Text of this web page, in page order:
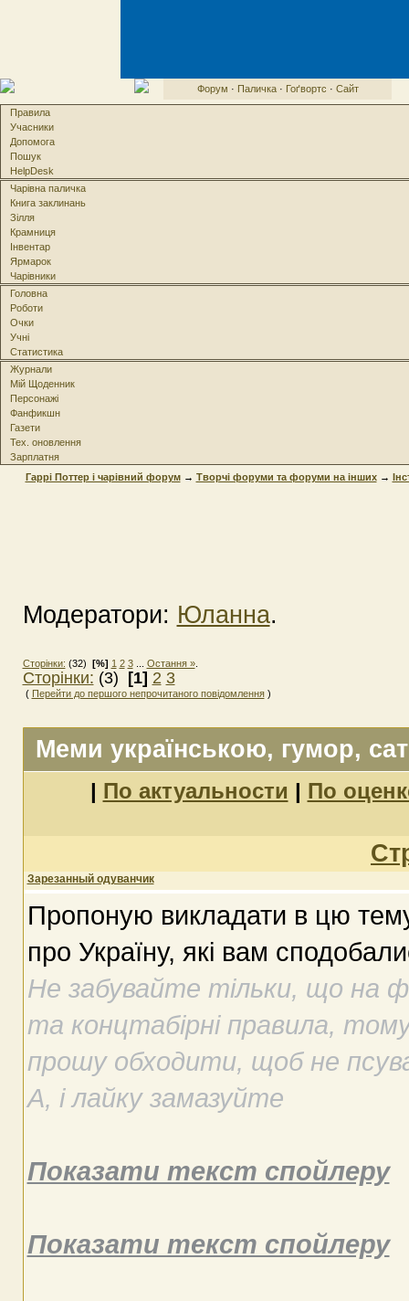
Форум · Паличка· Гоґвортс · Сайт
Правила
Учасники
Допомога
Пошук
HelpDesk
Чарівна паличка
Книга заклинань
Зілля
Крамниця
Інвентар
Ярмарок
Чарівники
Головна
Роботи
Очки
Учні
Статистика
Журнали
Мій Щоденник
Персонажі
Фанфикшн
Газети
Тех. оновлення
Зарплатня
Гаррі Поттер і чарівний форум→ Творчі форуми та форуми на інших→
Модератори: Юланна.
Сторінки: (32) [%] 1 2 3... Остання ».
Сторінки: (3) [1] 2 3
( Перейти до першого непрочитаного повідомлення)
Меми українською, гумор,
| По актуальности | По
Зарезанный одуванчик
Пропоную викладати в цю
про Україну, які вам
Не забувайте тільки, що на
та концтабірні правила,
прошу обходити, щоб не
А, і лайку замазуйте
Показати текст спойлеру
Показати текст спойлеру